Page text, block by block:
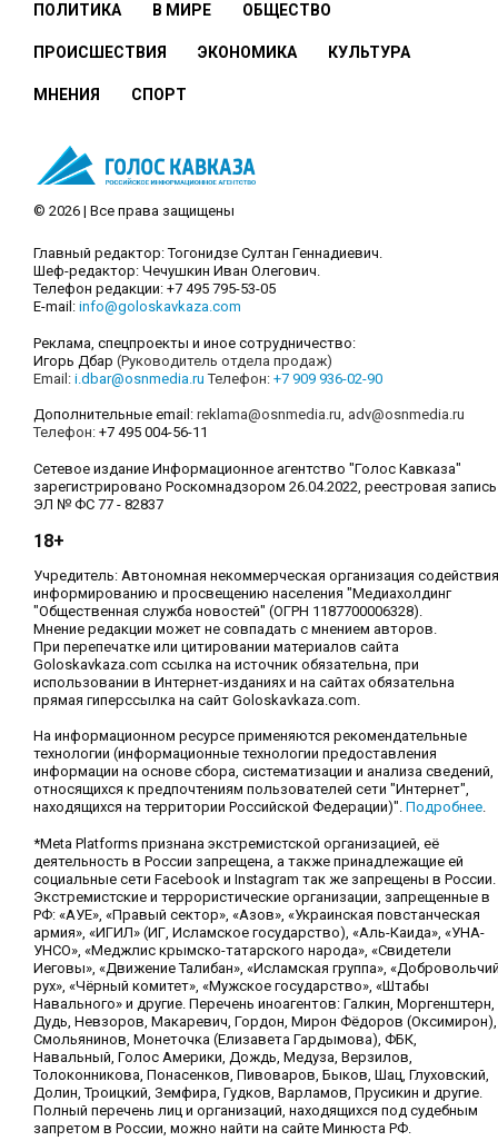
ПОЛИТИКА В МИРЕ ОБЩЕСТВО
ПРОИСШЕСТВИЯ ЭКОНОМИКА КУЛЬТУРА
МНЕНИЯ СПОРТ
© 2026 | Все права защищены
Главный редактор: Тогонидзе Султан Геннадиевич.
Шеф-редактор: Чечушкин Иван Олегович.
Телефон редакции: +7 495 795-53-05
E-mail: info@goloskavkaza.com
Реклама, спецпроекты и иное сотрудничество:
Игорь Дбар (Руководитель отдела продаж)
Email: i.dbar@osnmedia.ru Телефон: +7 909 936-02-90
Дополнительные email: reklama@osnmedia.ru, adv@osnmedia.ru
Телефон: +7 495 004-56-11
Сетевое издание Информационное агентство "Голос Кавказа"
зарегистрировано Роскомнадзором 26.04.2022, реестровая запись
ЭЛ № ФС 77 - 82837
18+
Учредитель: Автономная некоммерческая организация содействия
информированию и просвещению населения "Медиахолдинг
"Общественная служба новостей" (ОГРН 1187700006328).
Мнение редакции может не совпадать с мнением авторов.
При перепечатке или цитировании материалов сайта
Goloskavkaza.com ссылка на источник обязательна, при
использовании в Интернет-изданиях и на сайтах обязательна
прямая гиперссылка на сайт Goloskavkaza.com.
На информационном ресурсе применяются рекомендательные
технологии (информационные технологии предоставления
информации на основе сбора, систематизации и анализа сведений,
относящихся к предпочтениям пользователей сети "Интернет",
находящихся на территории Российской Федерации)". Подробнее.
*Meta Platforms признана экстремистской организацией, её
деятельность в России запрещена, а также принадлежащие ей
социальные сети Facebook и Instagram так же запрещены в России.
Экстремистские и террористические организации, запрещенные в
РФ: «АУЕ», «Правый сектор», «Азов», «Украинская повстанческая
армия», «ИГИЛ» (ИГ, Исламское государство), «Аль-Каида», «УНА-
УНСО», «Меджлис крымско-татарского народа», «Свидетели
Иеговы», «Движение Талибан», «Исламская группа»,
рух», «Чёрный комитет», «Мужское государство», «Штабы
Навального» и другие. Перечень иноагентов: Галкин, Моргенштерн,
Дудь, Невзоров, Макаревич, Гордон, Мирон Фёдоров (Оксимирон),
Смольянинов, Монеточка (Елизавета Гардымова), ФБК,
Навальный, Голос Америки, Дождь, Медуза, Верзилов,
Толоконникова, Понасенков, Пивоваров, Быков, Шац, Глуховский,
Долин, Троицкий, Земфира, Гудков, Варламов, Прусикин и другие.
Полный перечень лиц и организаций, находящихся под судебным
запретом в России, можно найти на сайте Минюста РФ.